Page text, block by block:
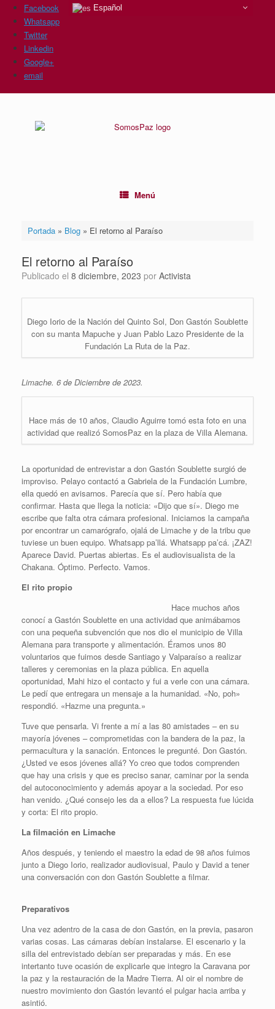
Facebook
Whatsapp
Twitter
Linkedin
Google+
email
Menú
Portada» Blog» El retorno al Paraíso
El retorno al Paraíso
Publicado el 8 diciembre, 2023 por Activista
Diego Iorio de la Nación del Quinto Sol, Don Gastón Soublette
con su manta Mapuche y Juan Pablo Lazo Presidente de la
Fundación La Ruta de la Paz.
Limache. 6 de Diciembre de 2023.
Hace más de 10 años, Claudio Aguirre tomó esta foto en una
actividad que realizó SomosPaz en la plaza de Villa Alemana.
La oportunidad de entrevistar a don Gastón Soublette surgió de
improviso. Pelayo contactó a Gabriela de la Fundación Lumbre,
ella quedó en avisarnos. Parecía que sí. Pero había que
confirmar. Hasta que llega la noticia: «Dijo que sí». Diego me
escribe que falta otra cámara profesional. Iniciamos la campaña
por encontrar un camarógrafo, ojalá de Limache y de la tribu que
tuviese un buen equipo. Whatsapp pa’llá. Whatsapp pa’cá. ¡ZAZ!
Aparece David. Puertas abiertas. Es el audiovisualista de la
Chakana. Óptimo. Perfecto. Vamos.
El rito propio
Hace muchos años
conocí a Gastón Soublette en una actividad que animábamos
con una pequeña subvención que nos dio el municipio de Villa
Alemana para transporte y alimentación. Éramos unos 80
voluntarios que fuimos desde Santiago y Valparaíso a realizar
talleres y ceremonias en la plaza pública. En aquella
oportunidad, Mahi hizo el contacto y fui a verle con una cámara.
Le pedí que entregara un mensaje a la humanidad. «No, poh»
respondió. «Hazme una pregunta.»
Tuve que pensarla. Vi frente a mí a las 80 amistades – en su
mayoría jóvenes – comprometidas con la bandera de la paz, la
permacultura y la sanación. Entonces le pregunté. Don Gastón.
¿Usted ve esos jóvenes allá? Yo creo que todos comprenden
que hay una crisis y que es preciso sanar, caminar por la senda
del autoconocimiento y además apoyar a la sociedad. Por eso
han venido. ¿Qué consejo les da a ellos? La respuesta fue lúcida
y corta: El rito propio.
La filmación en Limache
Años después, y teniendo el maestro la edad de 98 años fuimos
junto a Diego Iorio, realizador audiovisual, Paulo y David a tener
una conversación con don Gastón Soublette a filmar.
Preparativos
Una vez adentro de la casa de don Gastón, en la previa, pasaron
varias cosas. Las cámaras debían instalarse. El escenario y la
silla del entrevistado debían ser preparadas y más. En ese
intertanto tuve ocasión de explicarle que integro la Caravana por
la paz y la restauración de la Madre Tierra. Al oir el nombre de
nuestro movimiento don Gastón levantó el pulgar hacia arriba y
asintió.
Español